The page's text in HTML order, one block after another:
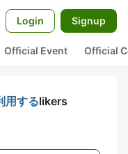
Login Signup
Official Event Official
用するlikers